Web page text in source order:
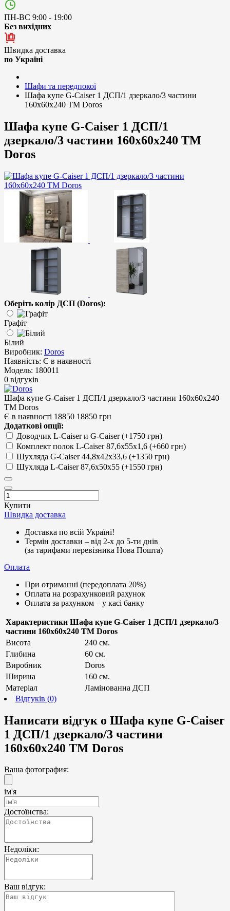
ПН-ВС 9:00 - 19:00
Без вихідних
Швидка доставка
по Україні
Шафи та передпокої
Шафа купе G-Caiser 1 ДСП/1 дзеркало/3 частини
160х60х240 ТМ Doros
Шафа купе G-Caiser 1 ДСП/1
дзеркало/3 частини 160х60х240 ТМ
Doros
Оберіть колір ДСП (Doros):
Графіт
Білий
Виробник: Doros
Наявність: Є в наявності
Модель: 180011
0 відгуків
Шафа купе G-Caiser 1 ДСП/1 дзеркало/3 частини 160х60х240
ТМ Doros
Є в наявності 18850 18850 грн
Додаткові опції:
Доводчик L-Caiser и G-Caiser (+1750 грн)
Комплект полок L-Caiser 87,6х55х1,6 (+660 грн)
Шухляда G-Caiser 44,8х42х33,6 (+1350 грн)
Шухляда L-Caiser 87,6х50х55 (+1550 грн)
Купити
Швидка доставка
Доставка по всій Україні!
Термін доставки – від 2-х до 5-ти днів
(за тарифами перевізника Нова Пошта)
Оплата
При отриманні (передоплата 20%)
Оплата на розрахунковий рахунок
Оплата за рахунком – у касі банку
Характеристики Шафа купе G-Caiser 1 ДСП/1 дзеркало/3
частини 160х60х240 ТМ Doros
Висота
240 см.
Глибина
60 см.
Виробник
Doros
Ширина
160 см.
Матеріал
Ламінованна ДСП
Відгуків (0)
Написати відгук о Шафа купе G-Caiser
1 ДСП/1 дзеркало/3 частини
160х60х240 ТМ Doros
Ваша фотография:
ім'я
Достоїнства:
Недоліки:
Ваш відгук: